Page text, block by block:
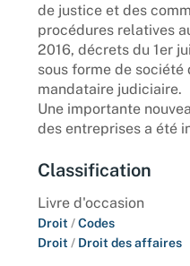
de justice et des
procédures relatives
2016, décrets du 1er
sous forme de
mandataire judiciaire.
Une importante
des entreprises a été
Classification
Livre d'occasion
Droit /Codes
Droit / Droit des affaires